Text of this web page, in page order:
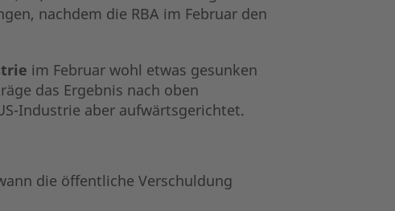
nachdem die RBA im Februar den
im Februar wohl etwas gesunken
das Ergebnis nach oben
Industrie aber aufwärtsgerichtet.
die öffentliche Verschuldung